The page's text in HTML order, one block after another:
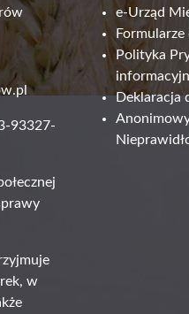
93327-
w
e-Urząd
Polityka
Deklaracja
Anonimowy